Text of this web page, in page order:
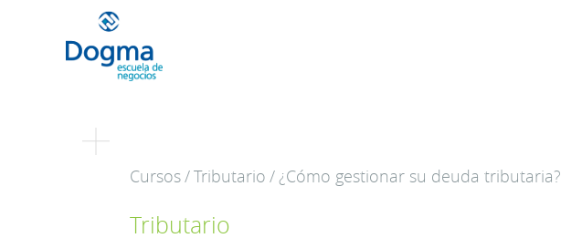
Cursos/Tributario /¿Cómo gestionar su deuda tributaria?
Tributario
próximos cursos